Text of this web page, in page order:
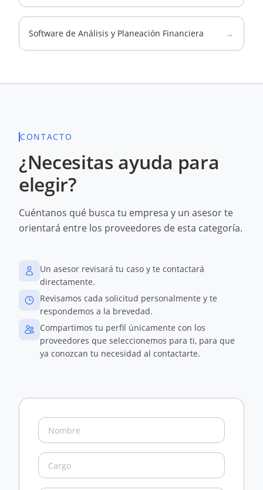
Software de Análisis y Planeación Financiera →
CONTACTO
¿Necesitas ayuda para
elegir?
Cuéntanos qué busca tu empresa y un asesor te
orientará entre los proveedores de esta categoría.
Un asesor revisará tu caso y te contactará
directamente.
Revisamos cada solicitud personalmente y te
respondemos a la brevedad.
Compartimos tu perfil únicamente con los
proveedores que seleccionemos para ti, para que
ya conozcan tu necesidad al contactarte.